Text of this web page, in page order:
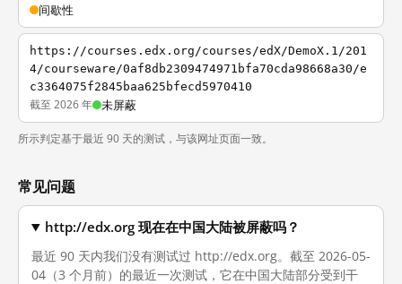
间歇性
https://courses.edx.org/courses/edX/DemoX.1/201
4/courseware/0af8db2309474971bfa70cda98668a30/e
c3364075f2845baa625bfecd5970410
截至 2026 年 未屏蔽
所示判定基于最近 90 天的测试，与该网址页面一致。
常见问题
http://edx.org 现在在中国大陆被屏蔽吗？
最近 90 天内我们没有测试过 http://edx.org。截至 2026-05-
04（3 个月前）的最近一次测试，它在中国大陆部分受到干